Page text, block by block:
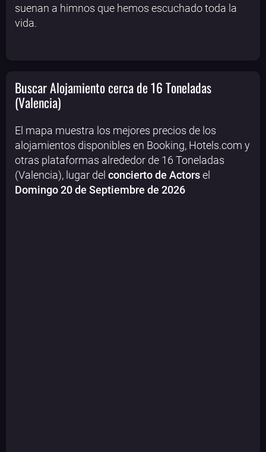
suenan a himnos que hemos escuchado toda la
vida.
Buscar Alojamiento cerca de 16 Toneladas
(Valencia)
El mapa muestra los mejores precios de los
alojamientos disponibles en Booking, Hotels.com y
otras plataformas alrededor de 16 Toneladas
(Valencia), lugar del concierto de Actorsel
Domingo 20 de Septiembre de 2026